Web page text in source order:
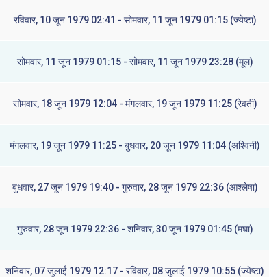
रविवार, 10 जून 1979 02:41 - सोमवार, 11 जून 1979 01:15 (ज्येष्टा)
सोमवार, 11 जून 1979 01:15 - सोमवार, 11 जून 1979 23:28 (मूल)
सोमवार, 18 जून 1979 12:04 - मंगलवार, 19 जून 1979 11:25 (रेवती)
मंगलवार, 19 जून 1979 11:25 - बुधवार, 20 जून 1979 11:04 (अश्विनी)
बुधवार, 27 जून 1979 19:40 - गुरुवार, 28 जून 1979 22:36 (आश्लेषा)
गुरुवार, 28 जून 1979 22:36 - शनिवार, 30 जून 1979 01:45 (मघा)
शनिवार, 07 जुलाई 1979 12:17 - रविवार, 08 जुलाई 1979 10:55 (ज्येष्टा)